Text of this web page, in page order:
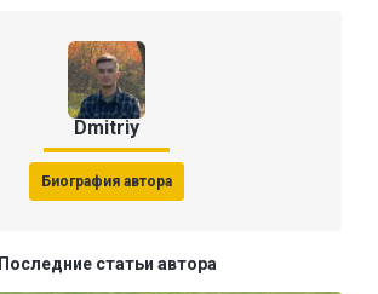
Dmitriy
Биография автора
Последние статьи автора